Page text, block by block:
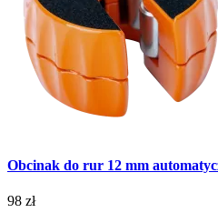
Obcinak do rur 12 mm
98 zł